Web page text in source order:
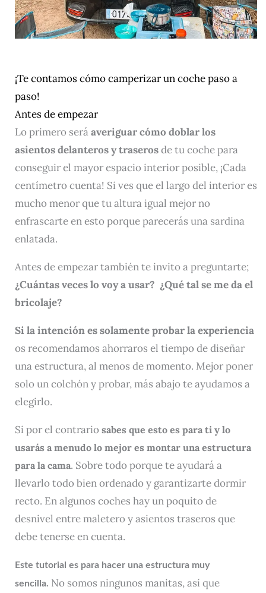
¡Te contamos cómo camperizar un coche paso a
paso!
Antes de empezar
Lo primero seráaveriguar cómo doblar los
asientos delanteros y traserosde tu coche para
conseguir el mayor espacio interior posible, ¡Cada
centímetro cuenta! Si ves que el largo del interior es
mucho menor que tu altura igual mejor no
enfrascarte en esto porque parecerás una sardina
enlatada.
Antes de empezar también te invito a preguntarte;
¿Cuántas veces lo voy a usar? ¿Qué tal se me da el
bricolaje?
Si la intención es solamente probar la experiencia
os recomendamos ahorraros el tiempo de diseñar
una estructura, al menos de momento. Mejor poner
solo un colchón y probar, más abajo te ayudamos a
elegirlo.
Si por el contrario sabes que esto es para ti y lo
usarás a menudo lo mejor es montar una estructura
para la cama. Sobre todo porque te ayudará a
llevarlo todo bien ordenado y garantizarte dormir
recto. En algunos coches hay un poquito de
desnivel entre maletero y asientos traseros que
debe tenerse en cuenta.
Este tutorial es para hacer una estructura muy
sencilla. No somos ningunos manitas, así que